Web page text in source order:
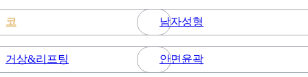
코 남자성형
거상&리프팅 안면윤곽